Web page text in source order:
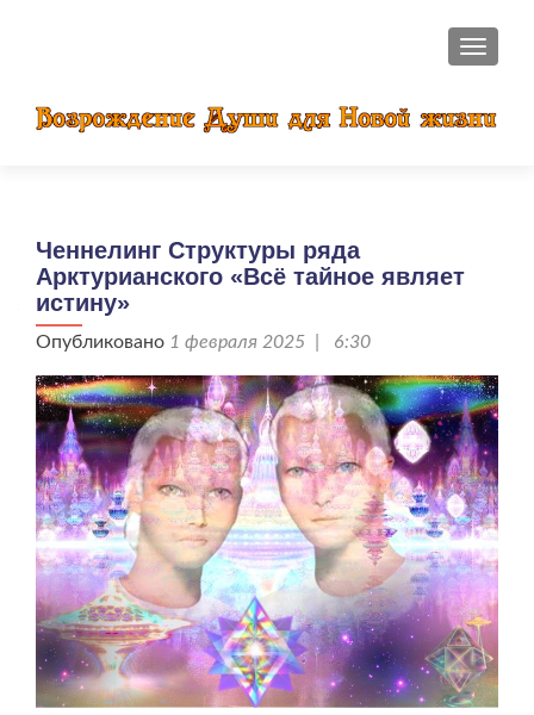
Ченнелинг Структуры ряда
Арктурианского «Всё тайное являет
истину»
Опубликовано 1 февраля 2025 | 6:30